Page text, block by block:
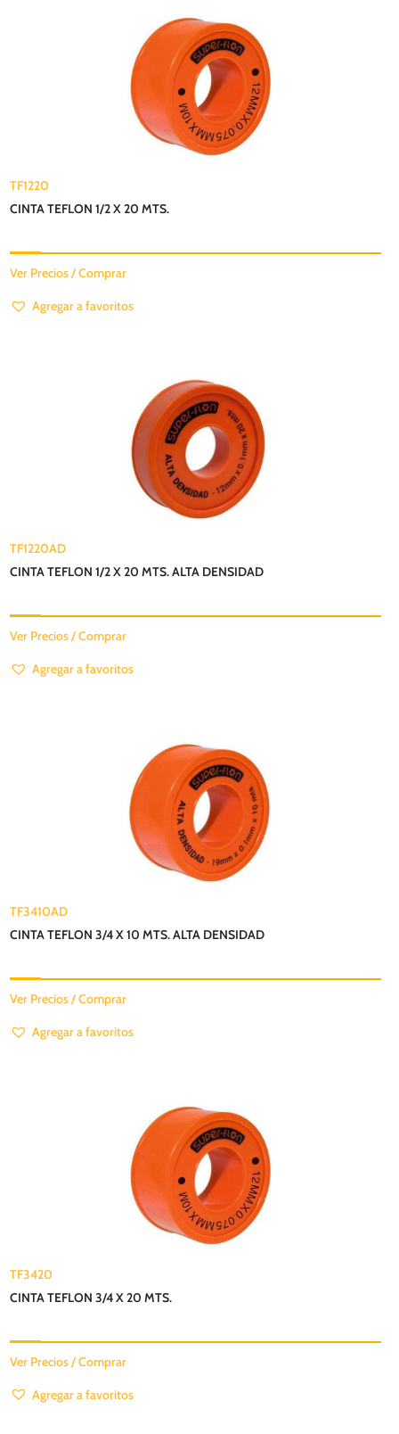
TF1220
CINTA TEFLON 1/2 X 20 MTS.
Ver Precios / Comprar
Agregar a favoritos
TF1220AD
CINTA TEFLON 1/2 X 20 MTS. ALTA DENSIDAD
Ver Precios / Comprar
Agregar a favoritos
TF3410AD
CINTA TEFLON 3/4 X 10 MTS. ALTA DENSIDAD
Ver Precios / Comprar
Agregar a favoritos
TF3420
CINTA TEFLON 3/4 X 20 MTS.
Ver Precios / Comprar
Agregar a favoritos